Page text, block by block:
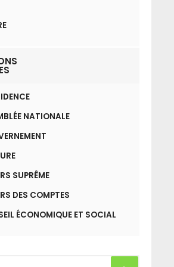
NATIONALE
SUPRÊME
DES COMPTES
ÉCONOMIQUE ET SOCIAL